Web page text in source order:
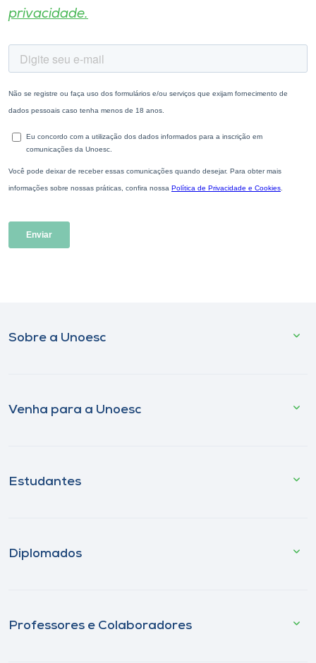
privacidade.
Sobre a Unoesc
Venha para a Unoesc
Estudantes
Diplomados
Professores e Colaboradores